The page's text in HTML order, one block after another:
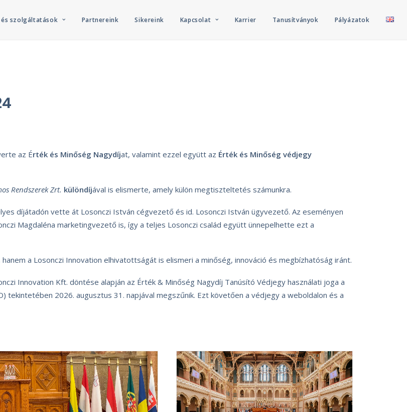
és szolgáltatások Partnereink Sikereink Kapcsolat Karrier Tanusítványok Pályázatok
az Érték és Minőség Nagydíjat, valamint ezzel együtt az Érték és Minőség védjegy
Rendszerek Zrt. különdíjával is elismerte, amely külön megtiszteltetés számunkra.
díjátadón vette át Losonczi István cégvezető és id. Losonczi István ügyvezető. Az eseményen
Magdaléna marketingvezető is, így a teljes Losonczi család együtt ünnepelhette ezt a
a Losonczi Innovation elhivatottságát is elismeri a minőség, innováció és megbízhatóság iránt.
Innovation Kft. döntése alapján az Érték & Minőség Nagydíj Tanúsító Védjegy használati joga a
tekintetében 2026. augusztus 31. napjával megszűnik. Ezt követően a védjegy a weboldalon és a